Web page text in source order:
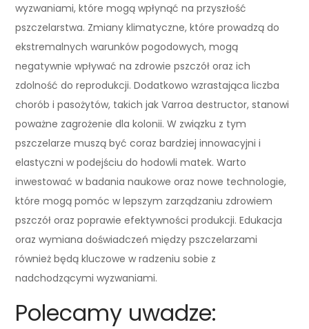
wyzwaniami, które mogą wpłynąć na przyszłość
pszczelarstwa. Zmiany klimatyczne, które prowadzą do
ekstremalnych warunków pogodowych, mogą
negatywnie wpływać na zdrowie pszczół oraz ich
zdolność do reprodukcji. Dodatkowo wzrastająca liczba
chorób i pasożytów, takich jak Varroa destructor, stanowi
poważne zagrożenie dla kolonii. W związku z tym
pszczelarze muszą być coraz bardziej innowacyjni i
elastyczni w podejściu do hodowli matek. Warto
inwestować w badania naukowe oraz nowe technologie,
które mogą pomóc w lepszym zarządzaniu zdrowiem
pszczół oraz poprawie efektywności produkcji. Edukacja
oraz wymiana doświadczeń między pszczelarzami
również będą kluczowe w radzeniu sobie z
nadchodzącymi wyzwaniami.
Polecamy uwadze: